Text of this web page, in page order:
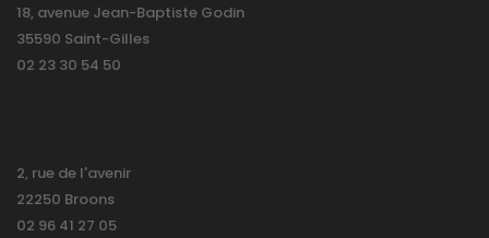
18, avenue Jean-Baptiste Godin
35590 Saint-Gilles
02 23 30 54 50
2, rue de l'avenir
22250 Broons
02 96 41 27 05